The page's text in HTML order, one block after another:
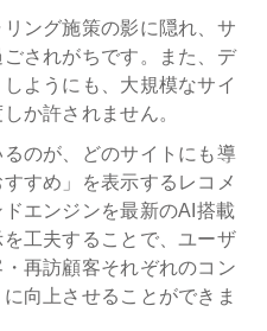
ング施策の影に隠れ、サ
されがちです。また、デ
ようにも、大規模なサイ
か許されません。
のが、どのサイトにも導
すめ」を表示するレコメ
エンジンを最新のAI搭載
工夫することで、ユーザ
再訪顧客それぞれのコン
向上させることができま